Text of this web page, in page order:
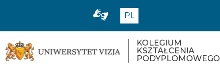
PL
KOLEGIUM
KSZTAŁCENIA
PODYPLOMOWEGO